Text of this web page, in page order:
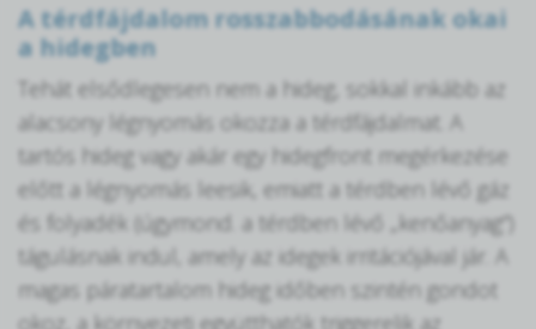
A térdfájdalom rosszabbodásának okai
a hidegben
Tehát elsődlegesen nem a hideg, sokkal inkább az
alacsony légnyomás okozza a térdfájdalmat. A
tartós hideg vagy akár egy hidegfront megérkezése
előtt a légnyomás leesik, emiatt a térdben lévő gáz
és folyadék (úgymond. a térdben lévő „kenőanyag”)
tágulásnak indul, amely az idegek irritációjával jár. A
magas páratartalom hideg időben szintén gondot
okoz, a környezeti együtthatók triggerelik az